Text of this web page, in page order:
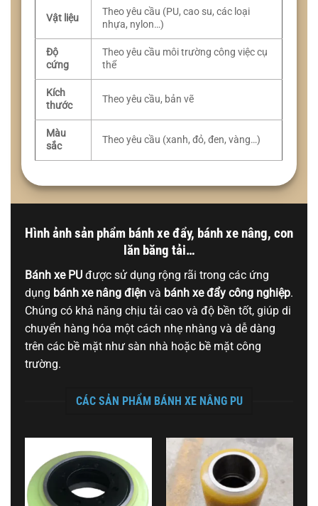
Vật liệu
Theo yêu cầu (PU, cao su, các loại
nhựa, nylon…)
Độ
cứng
Theo yêu cầu môi trường công việc cụ
thể
Kích
thước
Theo yêu cầu, bản vẽ
Màu
sắc
Theo yêu cầu (xanh, đỏ, đen, vàng…)
Hình ảnh sản phẩm bánh xe đẩy, bánh xe nâng, con
lăn băng tải…
Bánh xe PU được sử dụng rộng rãi trong các ứng
dụng bánh xe nâng điện và bánh xe đẩy công nghiệp.
Chúng có khả năng chịu tải cao và độ bền tốt, giúp di
chuyển hàng hóa một cách nhẹ nhàng và dễ dàng
trên các bề mặt như sàn nhà hoặc bề mặt công
trường.
CÁC SẢN PHẨM BÁNH XE NÂNG PU